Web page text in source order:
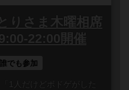
りさま木曜相席
22:00開催
誰でも参加
1人だけどボドゲがした